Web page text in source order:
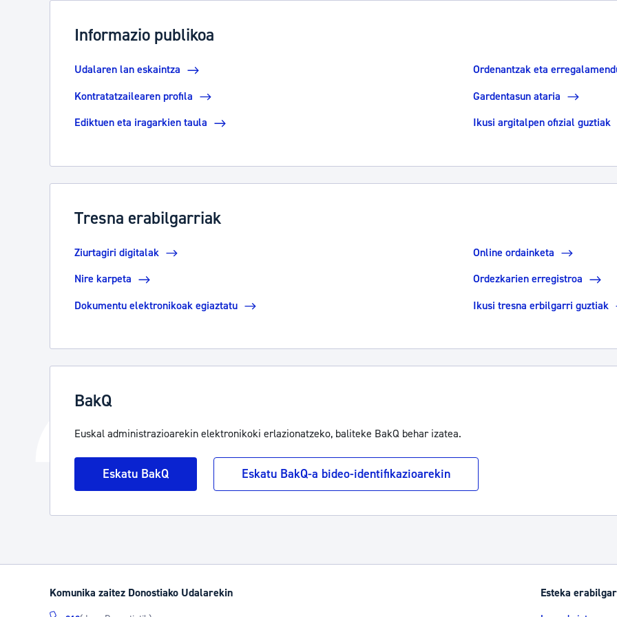
Informazio publikoa
Udalaren lan eskaintza
Kontratatzailearen profila
Ediktuen eta iragarkien taula
Ordenantzak eta
Gardentasun ataria
Ikusi argitalpen ofizial guztiak
Tresna erabilgarriak
Ziurtagiri digitalak
Nire karpeta
Dokumentu elektronikoak egiaztatu
Online ordainketa
Ordezkarien erregistroa
Ikusi tresna erbilgarri guztiak
BakQ
Euskal administrazioarekin elektronikoki erlazionatzeko, baliteke BakQ behar izatea.
Eskatu BakQ Eskatu BakQ-a bideo-identifikazioarekin
Komunika zaitez Donostiako Udalarekin Esteka